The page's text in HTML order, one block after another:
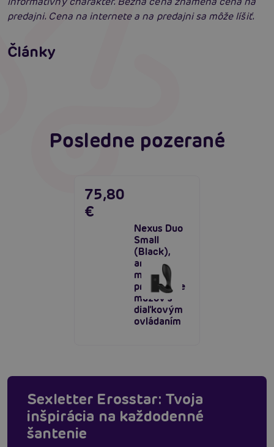
predajni. Cena na internete a na predajni sa môže líšiť.
Články
Príprava na análny sex: Tipy krok za krokom
Čítať viacej
Masáž prostaty, poskytuje úľavu aj vzrušenie
Posledne pozerané
Nexus Duo
Small
(Black),
análny
masážny
prístroj pre
mužov s
diaľkovým
ovládaním
75,80
€
Sexletter Erosstar: Tvoja
inšpirácia na každodenné
šantenie